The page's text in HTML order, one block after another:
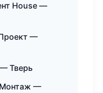
House —
—
Тверь
Монтаж —